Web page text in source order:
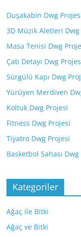
Duşakabin Dwg
3D Müzik Aletleri Dwg
Masa Tenisi Dwg
Çatı Detayı Dwg
Sürgülü Kapı Dwg
Yürüyen Merdiven
Koltuk Dwg Projesi
Fitness Dwg Projesi
Tiyatro Dwg Projesi
Basketbol Sahası
Kategoriler
Ağaç ile Bitki
Ağaç ve Bitki